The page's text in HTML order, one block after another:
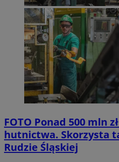
FOTO Ponad 500 mln
hutnictwa. Skorzysta
Rudzie Śląskiej